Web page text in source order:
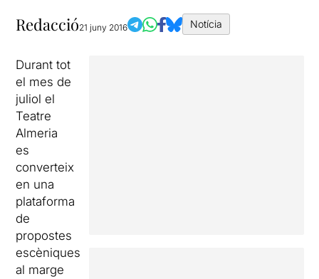
Redacció21 juny 2016 Notícia
Durant tot
el mes de
juliol el
Teatre
Almeria
es
converteix
en una
plataforma
de
propostes
escèniques
al marge